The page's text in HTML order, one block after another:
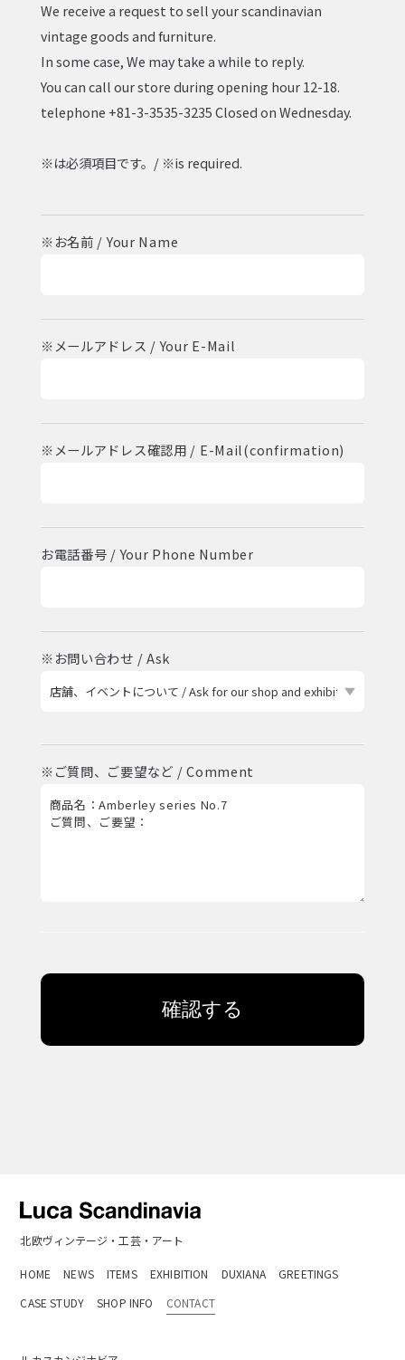
We receive a request to sell your scandinavian
vintage goods and furniture.
In some case, We may take a while to reply.
You can call our store during opening hour 12-18.
telephone +81-3-3535-3235 Closed on Wednesday.
※は必須項目です。/ ※is required.
※お名前 / Your Name
※メールアドレス / Your E-Mail
※メールアドレス確認用 / E-Mail(confirmation)
お電話番号 / Your Phone Number
※お問い合わせ / Ask
※ご質問、ご要望など / Comment
確認する
北欧ヴィンテージ・工芸・アート
HOME NEWS ITEMS EXHIBITION DUXIANA
GREETINGS
CASE STUDY
SHOP INFO CONTACT